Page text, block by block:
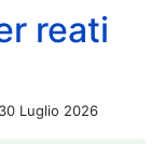
reati
30 Luglio 2026